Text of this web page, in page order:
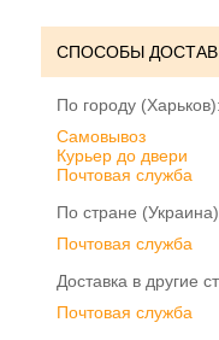
СПОСОБЫ
По городу
Cамовывоз
Курьер до двери
Почтовая служба
По стране
Почтовая служба
Доставка в другие
Почтовая служба